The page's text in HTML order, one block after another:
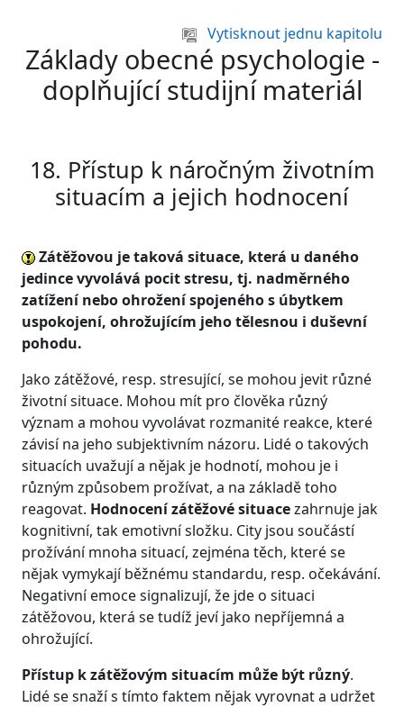
Vytisknout jednu kapitolu
Základy obecné psychologie -
doplňující studijní materiál
18. Přístup k náročným životním
situacím a jejich hodnocení
Zátěžovou je taková situace, která u daného
jedince vyvolává pocit stresu, tj. nadměrného
zatížení nebo ohrožení spojeného s úbytkem
uspokojení, ohrožujícím jeho tělesnou i duševní
pohodu.
Jako zátěžové, resp. stresující, se mohou jevit různé
životní situace. Mohou mít pro člověka různý
význam a mohou vyvolávat rozmanité reakce, které
závisí na jeho subjektivním názoru. Lidé o takových
situacích uvažují a nějak je hodnotí, mohou je i
různým způsobem prožívat, a na základě toho
reagovat. Hodnocení zátěžové situacezahrnuje jak
kognitivní, tak emotivní složku. City jsou součástí
prožívání mnoha situací, zejména těch, které se
nějak vymykají běžnému standardu, resp. očekávání.
Negativní emoce signalizují, že jde o situaci
zátěžovou, která se tudíž jeví jako nepříjemná a
ohrožující.
Přístup k zátěžovým situacím může být různý.
Lidé se snaží s tímto faktem nějak vyrovnat a udržet